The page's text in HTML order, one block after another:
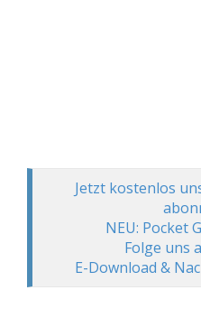
Jetzt kostenlos
NEU: Pocket
Folge uns
E-Download &